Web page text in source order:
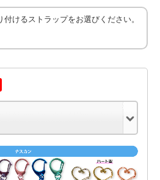
付けるストラップをお選びください。